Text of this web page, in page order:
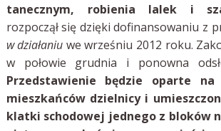
tanecznym, robienia lalek i
rozpoczął się dzięki dofinansowaniu z
w działaniu we wrześniu 2012 roku.
w połowie grudnia i ponowna
Przedstawienie będzie oparte na
mieszkańców dzielnicy i
klatki schodowej jednego z bloków